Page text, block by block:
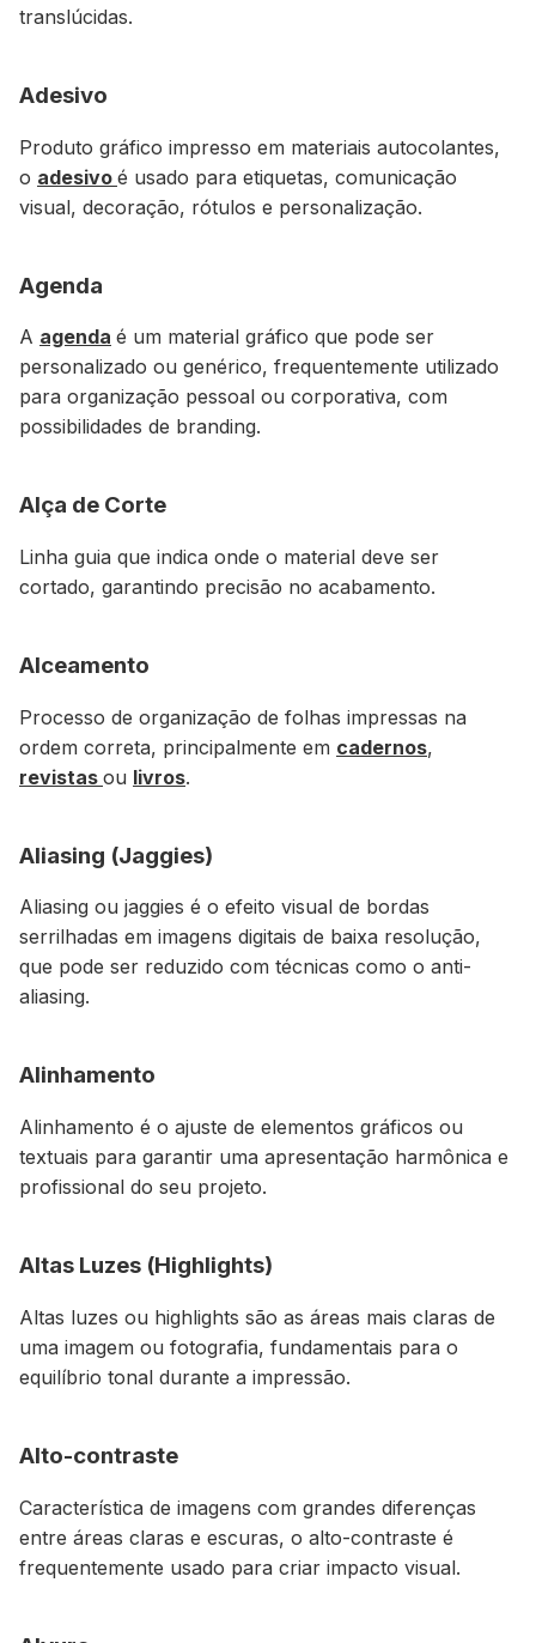
translúcidas.
Adesivo
Produto gráfico impresso em materiais autocolantes,
o adesivo é usado para etiquetas, comunicação
visual, decoração, rótulos e personalização.
Agenda
A agenda é um material gráfico que pode ser
personalizado ou genérico, frequentemente utilizado
para organização pessoal ou corporativa, com
possibilidades de branding.
Alça de Corte
Linha guia que indica onde o material deve ser
cortado, garantindo precisão no acabamento.
Alceamento
Processo de organização de folhas impressas na
ordem correta, principalmente em cadernos,
revistas ou livros.
Aliasing (Jaggies)
Aliasing ou jaggies é o efeito visual de bordas
serrilhadas em imagens digitais de baixa resolução,
que pode ser reduzido com técnicas como o anti-
aliasing.
Alinhamento
Alinhamento é o ajuste de elementos gráficos ou
textuais para garantir uma apresentação harmônica e
profissional do seu projeto.
Altas Luzes (Highlights)
Altas luzes ou highlights são as áreas mais claras de
uma imagem ou fotografia, fundamentais para o
equilíbrio tonal durante a impressão.
Alto-contraste
Característica de imagens com grandes diferenças
entre áreas claras e escuras, o alto-contraste é
frequentemente usado para criar impacto visual.